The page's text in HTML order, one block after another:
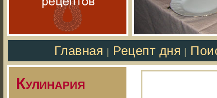
Главная Рецепт дня
Кулинария